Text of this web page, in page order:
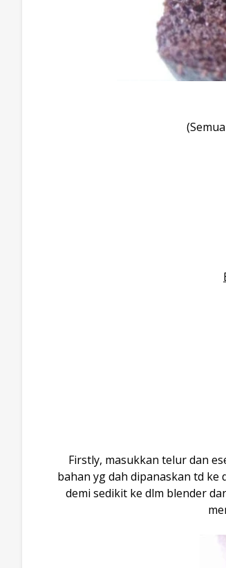
Firstly, masukkan telur dan
bahan yg dah dipanaskan td ke
demi sedikit ke dlm blender